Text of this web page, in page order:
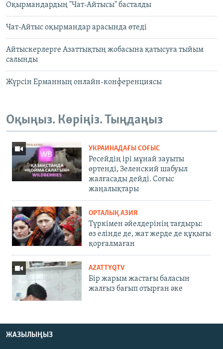
Оқырмандардың "Чат-Айтысы" басталды
Чат-Айтыс оқырмандар арасында өтеді
Айтыскерлерге Азаттықтың жобасына қатысуға тыйым
салынды
Жүрсін Ерманның онлайн-конференциясы
Оқыңыз. Көріңіз. Тыңдаңыз
УКРАИНАДАҒЫ СОҒЫС
Ресейдің ірі мұнай зауыты
өртенді, Зеленский шабуыл
жалғасады дейді. Соғыс
жаңалықтары
ОРТАЛЫҚ АЗИЯ
Түркімен әйелдерінің тағдыры:
өз елінде де, жат жерде де құқығы
қорғалмаған
AZATTYQTV
Бір жарым жастағы баласын
жалғыз бағып отырған әке
ЖАЗЫЛЫҢЫЗ